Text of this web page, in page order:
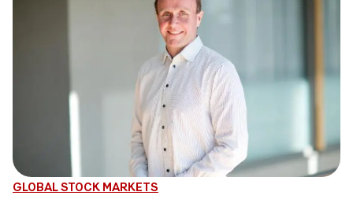
GLOBAL STOCK MARKETS